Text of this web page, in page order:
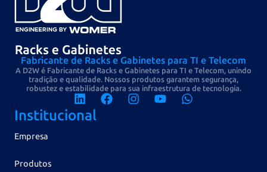
Fabricante de Racks e Gabinetes para TI e Telecom
A D2W é Fabricante de Racks e Gabinetes para TI e Telecom, unindo
tradição e qualidade. Nossos produtos garantem segurança,
robustez e estabilidade para sua infraestrutura de tecnologia.
Institucional
Empresa
Produtos